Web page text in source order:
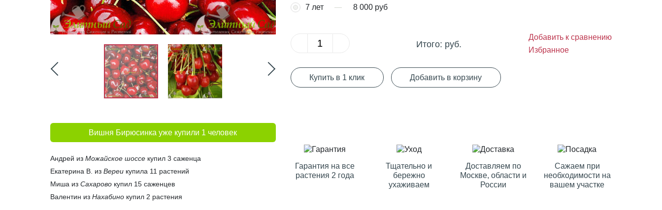
Вишня Бирюсинка уже купили 1 человек
Андрей из Можайское шоссе купил 3 саженца
Екатерина В. из Вереи купила 11 растений
Миша из Сахарово купил 15 саженцев
Валентин из Нахабино купил 2 растения
7 лет
8 000 руб
Итого: руб.
Добавить к сравнению
Избранное
Купить в 1 клик Добавить в корзину
Гарантия на все
растения 2 года
Тщательно и
бережно
ухаживаем
Доставляем по
Москве, области и
России
Сажаем при
необходимости на
вашем участке